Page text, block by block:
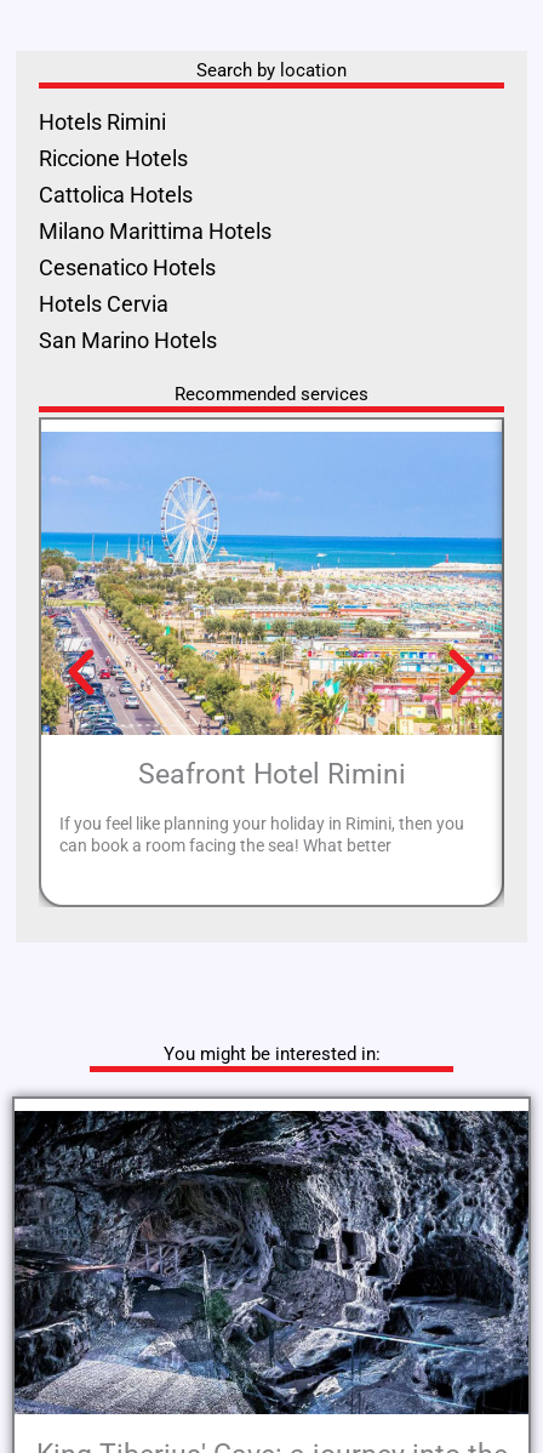
Search by location
Hotels Rimini
Riccione Hotels
Cattolica Hotels
Milano Marittima Hotels
Cesenatico Hotels
Hotels Cervia
San Marino Hotels
Recommended services
Seafront Hotel Rimini
If you feel like planning your holiday in Rimini, then you
can book a room facing the sea! What better
You might be interested in: